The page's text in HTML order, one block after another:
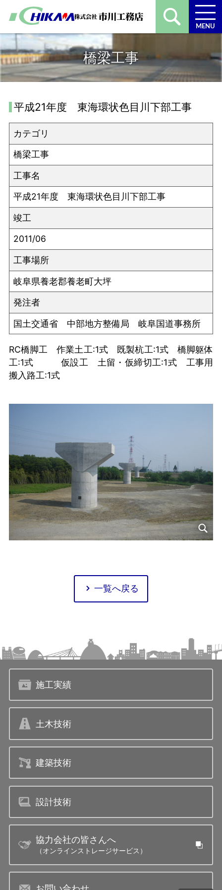
MENU
橋梁工事
平成21年度 東海環状色目川下部工事
カテゴリ
橋梁工事
工事名
平成21年度 東海環状色目川下部工事
竣工
2011/06
工事場所
岐阜県養老郡養老町大坪
発注者
国土交通省 中部地方整備局 岐阜国道事務所
RC橋脚工 作業土工:1式 既製杭工:1式 橋脚躯体
工:1式 仮設工 土留・仮締切工:1式 工事用
搬入路工:1式
一覧へ戻る
施工実績
土木技術
建築技術
設計技術
協力会社の皆さんへ
（オンラインストレージサービス）